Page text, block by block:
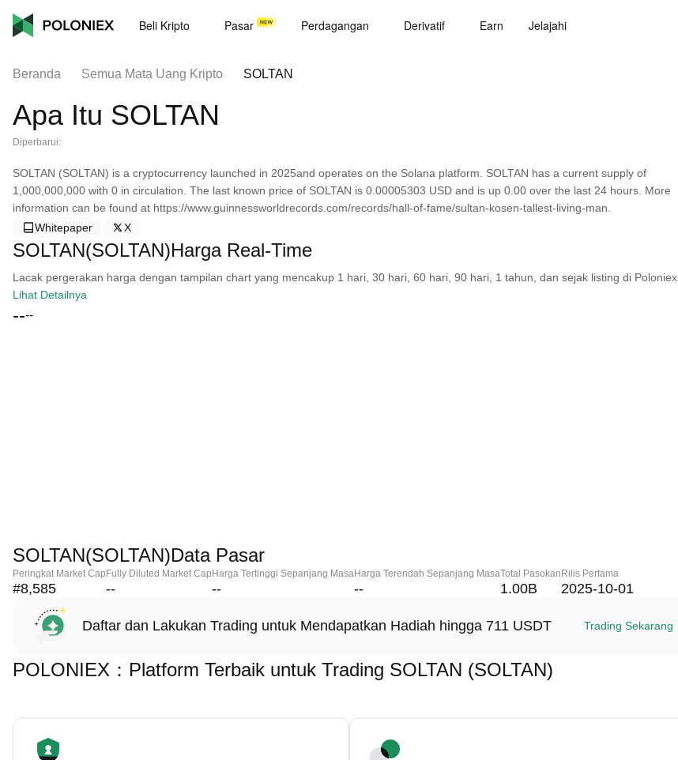
Beli Kripto Pasar Perdagangan Derivatif Earn Jelajahi
Beranda Semua Mata Uang Kripto SOLTAN
Apa Itu SOLTAN
Diperbarui:
SOLTAN (SOLTAN) is a cryptocurrency launched in 2025and operates on the Solana platform. SOLTAN has a current supply of
1,000,000,000 with 0 in circulation. The last known price of SOLTAN is 0.00005303 USD and is up 0.00 over the last 24 hours. More
information can be found at https://www.guinnessworldrecords.com/records/hall-of-fame/sultan-kosen-tallest-living-man.
Whitepaper
X
SOLTAN(SOLTAN)Harga Real-Time
Lacak pergerakan harga dengan tampilan chart yang mencakup 1 hari, 30 hari, 60 hari, 90 hari, 1 tahun, dan sejak listing di Poloniex.
Lihat Detailnya
----
SOLTAN(SOLTAN)Data Pasar
Peringkat Market Cap
#8,585
Fully Diluted Market Cap
--
Harga Tertinggi Sepanjang Masa
--
Harga Terendah Sepanjang Masa
--
Total Pasokan
1.00B
Rilis Pertama
2025-10-01
Daftar dan Lakukan Trading untuk Mendapatkan Hadiah hingga 711 USDT Trading Sekarang
POLONIEX：Platform Terbaik untuk Trading SOLTAN (SOLTAN)